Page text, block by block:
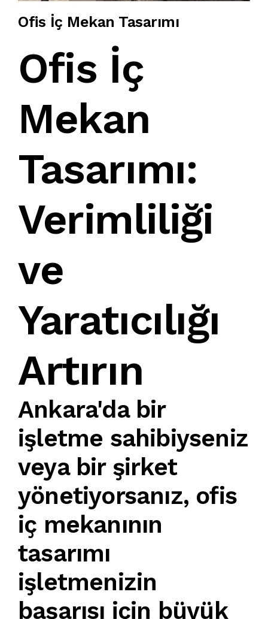
Ofis İç Mekan Tasarımı
Ofis İç
Mekan
Tasarımı:
Verimliliği
ve
Yaratıcılığı
Artırın
Ankara'da bir
işletme sahibiyseniz
veya bir şirket
yönetiyorsanız, ofis
iç mekanının
tasarımı
işletmenizin
başarısı için büyük